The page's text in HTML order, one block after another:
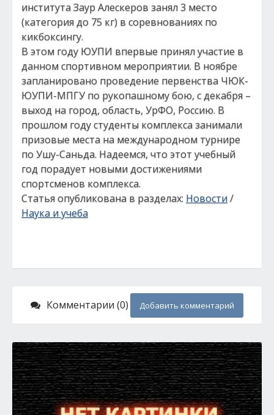
института Заур Алескеров занял 3 место
(категория до 75 кг) в соревнованиях по
кикбоксингу.
В этом году ЮУПИ впервые принял участие в
данном спортивном мероприятии. В ноябре
запланировано проведение первенства ЧЮК-
ЮУПИ-МПГУ по рукопашному бою, с декабря –
выход на город, область, УрФО, Россию. В
прошлом году студенты комплекса занимали
призовые места на международном турнире
по Ушу-Саньда. Надеемся, что этот учебный
год порадует новыми достижениями
спортсменов комплекса.
Статья опубликована в разделах: Новости/
Наука и учеба
Комментарии (0) Добавить комментарий